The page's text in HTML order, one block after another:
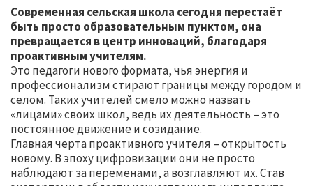
Современная сельская школа сегодня перестаёт
быть просто образовательным пунктом, она
превращается в центр инноваций, благодаря
проактивным учителям.
Это педагоги нового формата, чья энергия и
профессионализм стирают границы между городом и
селом. Таких учителей смело можно назвать
«лицами» своих школ, ведь их деятельность – это
постоянное движение и созидание.
Главная черта проактивного учителя – открытость
новому. В эпоху цифровизации они не просто
наблюдают за переменами, а возглавляют их. Став